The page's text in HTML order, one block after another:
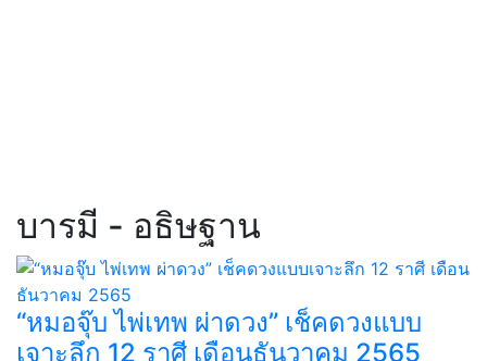
บารมี - อธิษฐาน
“หมอจุ๊บ ไพ่เทพ ผ่าดวง” เช็คดวงแบบ
เจาะลึก 12 ราศี เดือนธันวาคม 2565